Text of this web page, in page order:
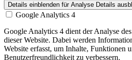
Details einblenden für Analyse Details
Google Analytics 4
Google Analytics 4 dient der Analyse
dieser Website. Dabei werden
Website erfasst, um Inhalte, Funktionen
Benutzerfreundlichkeit zu verbessern.